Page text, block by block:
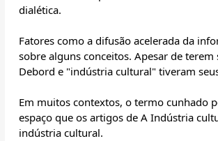
dialética.
Fatores como a difusão acelerada da
sobre alguns conceitos. Apesar de
Debord e "indústria cultural" tiveram
Em muitos contextos, o termo cunhado
espaço que os artigos de A Indústria
indústria cultural.